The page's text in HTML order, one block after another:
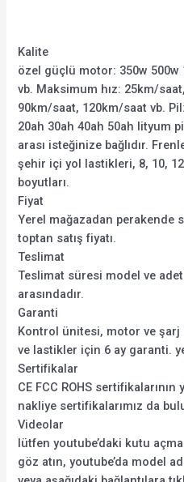
Kalite
özel güçlü motor: 350w 500w
vb. Maksimum hız: 25km/
90km/saat, 120km/saat vb.
20ah 30ah 40ah 50ah lityum
arası isteğinize bağlıdır.
şehir içi yol lastikleri, 8, 10,
boyutları.
Fiyat
Yerel mağazadan perakende
toptan satış fiyatı.
Teslimat
Teslimat süresi model ve
arasındadır.
Garanti
Kontrol ünitesi, motor ve şarj
ve lastikler için 6 ay garanti.
Sertifikalar
CE FCC ROHS sertifikalarının
nakliye sertifikalarımız da
Videolar
lütfen youtube’daki kutu
göz atın, youtube’da model